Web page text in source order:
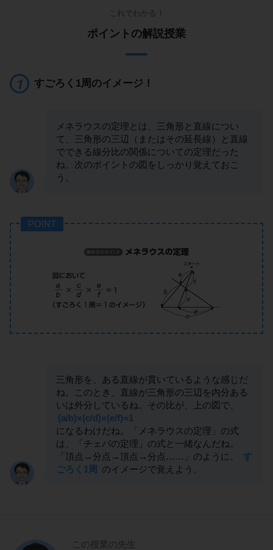
これでわかる！
ポイントの解説授業
すごろく1周のイメージ！
メネラウスの定理とは、三角形と直線につい
て、三角形の三辺（またはその延長線）と直線
でできる線分比の関係についての定理だった
ね。次のポイントの図をしっかり覚えておこ
う。
POINT
三角形を、ある直線が貫いているような感じだ
ね。このとき、直線が三角形の三辺を内分ある
いは外分しているね。その比が、上の図で、
(a/b)×(c/d)×(e/f)=1
になるわけだね。「メネラウスの定理」の式
は、「チェバの定理」の式と一緒なんだね。
「頂点→分点→頂点→分点……」のように、
す
ごろく1周
のイメージで覚えよう。
この授業の先生